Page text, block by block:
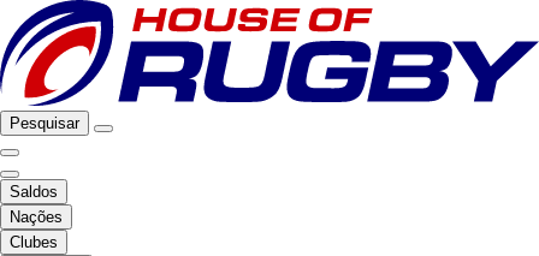
Pesquisar
Saldos
Nações
Clubes